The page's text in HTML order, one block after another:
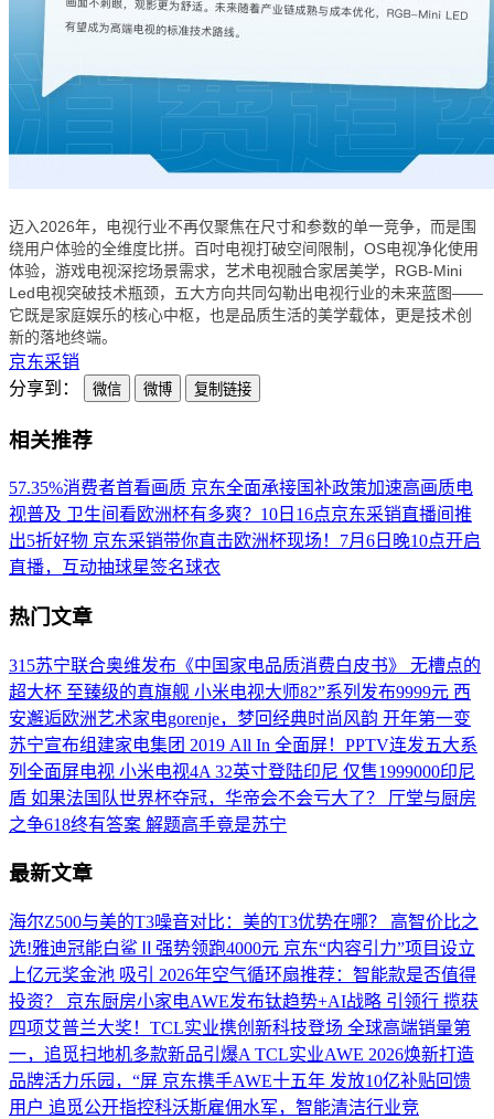
迈入2026年，电视行业不再仅聚焦在尺寸和参数的单一竞争，而是围
绕用户体验的全维度比拼。百吋电视打破空间限制，OS电视净化使用
体验，游戏电视深挖场景需求，艺术电视融合家居美学，RGB-Mini
Led电视突破技术瓶颈，五大方向共同勾勒出电视行业的未来蓝图——
它既是家庭娱乐的核心中枢，也是品质生活的美学载体，更是技术创
新的落地终端。
京东采销
分享到：
微信 微博 复制链接
相关推荐
57.35%消费者首看画质 京东全面承接国补政策加速高画质电
视普及 卫生间看欧洲杯有多爽？10日16点京东采销直播间推
出5折好物 京东采销带你直击欧洲杯现场！7月6日晚10点开启
直播，互动抽球星签名球衣
热门文章
315苏宁联合奥维发布《中国家电品质消费白皮书》
无槽点的
超大杯 至臻级的真旗舰 小米电视大师82”系列发布9999元 西
安邂逅欧洲艺术家电gorenje，梦回经典时尚风韵 开年第一变
苏宁宣布组建家电集团 2019 All In 全面屏！PPTV连发五大系
列全面屏电视 小米电视4A 32英寸登陆印尼 仅售1999000印尼
盾 如果法国队世界杯夺冠，华帝会不会亏大了？
厅堂与厨房
之争618终有答案 解题高手竟是苏宁
最新文章
海尔Z500与美的T3噪音对比：美的T3优势在哪？
高智价比之
选!雅迪冠能白鲨Ⅱ强势领跑4000元 京东“内容引力”项目设立
上亿元奖金池 吸引
2026年空气循环扇推荐：智能款是否值得
投资？
京东厨房小家电AWE发布钛趋势+AI战略 引领行 揽获
四项艾普兰大奖！TCL实业携创新科技登场 全球高端销量第
一，追觅扫地机多款新品引爆A TCL实业AWE 2026焕新打造
品牌活力乐园，“屏 京东携手AWE十五年 发放10亿补贴回馈
用户 追觅公开指控科沃斯雇佣水军，智能清洁行业竞